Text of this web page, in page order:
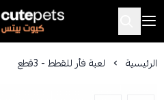
Cutepets
الرئيسية لعبة فأر للقطط - 3قطع